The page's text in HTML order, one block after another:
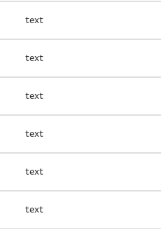
text
text
text
text
text
text